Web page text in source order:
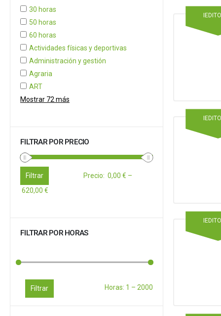
30 horas
50 horas
60 horas
Actividades físicas y deportivas
Administración y gestión
Agraria
ART
Mostrar 72 más
FILTRAR POR PRECIO
Filtrar Precio: 0,00 € –
620,00 €
FILTRAR POR HORAS
Filtrar Horas: 1 – 2000